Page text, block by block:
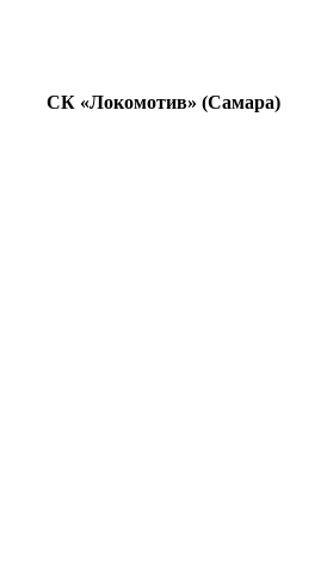
СК «Локомотив» (Самара)